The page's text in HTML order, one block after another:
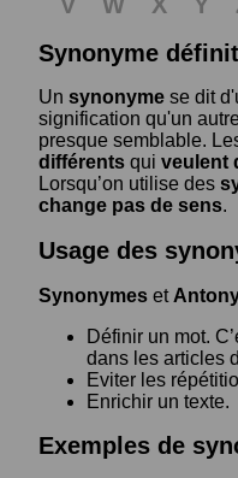
Synonyme
Un synonyme se dit
signification qu'un
presque semblable.
différents qui veulent
Lorsqu’on utilise des
change pas de sens.
Usage des
Synonymes et
Définir un mot.
dans les articles
Eviter les
Enrichir un texte.
Exemples de